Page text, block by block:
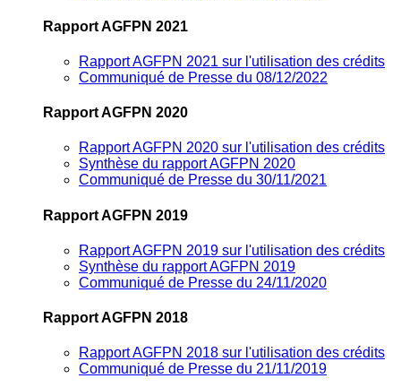
Rapport AGFPN 2021
Rapport AGFPN 2021 sur l'utilisation des crédits
Communiqué de Presse du 08/12/2022
Rapport AGFPN 2020
Rapport AGFPN 2020 sur l'utilisation des crédits
Synthèse du rapport AGFPN 2020
Communiqué de Presse du 30/11/2021
Rapport AGFPN 2019
Rapport AGFPN 2019 sur l'utilisation des crédits
Synthèse du rapport AGFPN 2019
Communiqué de Presse du 24/11/2020
Rapport AGFPN 2018
Rapport AGFPN 2018 sur l'utilisation des crédits
Communiqué de Presse du 21/11/2019